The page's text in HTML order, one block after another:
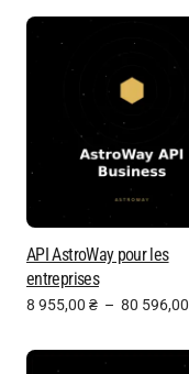
API AstroWay pour les
entreprises
8 955,00 ₴ – 80 596,00